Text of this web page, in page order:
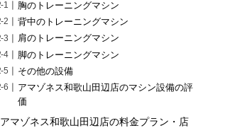
胸のトレーニングマシン
背中のトレーニングマシン
肩のトレーニングマシン
脚のトレーニングマシン
その他の設備
アマゾネス和歌山田辺店のマシン設備の評
価
アマゾネス和歌山田辺店の料金プラン・店